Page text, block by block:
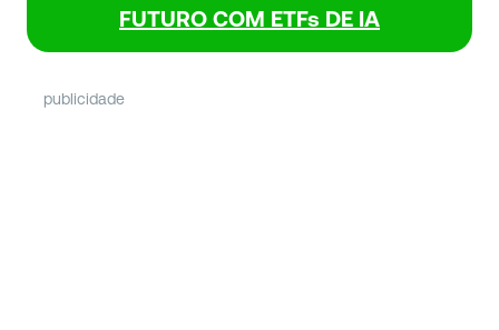
FUTURO COM ETFs DE IA
publicidade